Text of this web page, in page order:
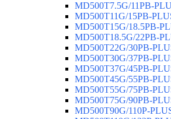
MD500T7.5G/11PB-
MD500T11G/15PB-
MD500T15G/18.5PB-
MD500T18.5G/22PB-
MD500T22G/30PB-
MD500T30G/37PB-
MD500T37G/45PB-
MD500T45G/55PB-
MD500T55G/75PB-
MD500T75G/90PB-
MD500T90G/110P-